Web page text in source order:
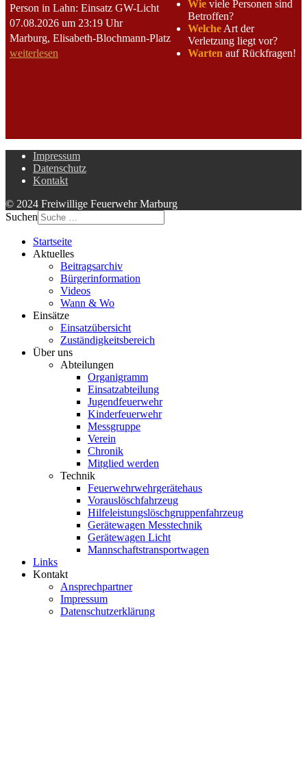
Person in Lahn: Einsatz GW-Licht
07.08.2026 um 23:19 Uhr
Marburg, Elisabeth-Blochmann-Platz
weiterlesen
Wie viele Personen sind
Betroffen?
Welche Art der
Verletzung liegt vor?
Warten auf Rückfragen!
Impressum
Datenschutz
Kontakt
© 2024 Freiwillige Feuerwehr Marburg
Suchen
Startseite
Aktuelles
Beitragsarchiv
Bürgerinformation
Videos
Wann & Wo
Einsätze
Einsatzübersicht
Zuständigkeitsbereich
Über uns
Abteilungen
Organigramm
Einsatzabteilung
Jugendfeuerwehr
Kinderfeuerwehr
Messgruppe
Verein
Chronik
Mitglied werden
Technik
Feuerwehrwehrgerätehaus
Vorauslöschfahrzeug
Hilfeleistungslöschgruppenfahrzeug
Gerätewagen Messtechnik
Gerätewagen Licht
Mannschaftstransportwagen
Links
Kontakt
Ansprechpartner
Impressum
Datenschutzerklärung